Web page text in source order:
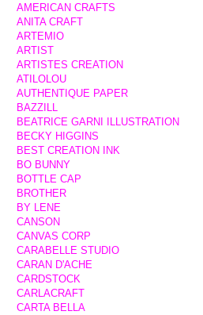
AMERICAN CRAFTS
ANITA CRAFT
ARTEMIO
ARTIST
ARTISTES CREATION
ATILOLOU
AUTHENTIQUE PAPER
BAZZILL
BEATRICE GARNI ILLUSTRATION
BECKY HIGGINS
BEST CREATION INK
BO BUNNY
BOTTLE CAP
BROTHER
BY LENE
CANSON
CANVAS CORP
CARABELLE STUDIO
CARAN D'ACHE
CARDSTOCK
CARLACRAFT
CARTA BELLA